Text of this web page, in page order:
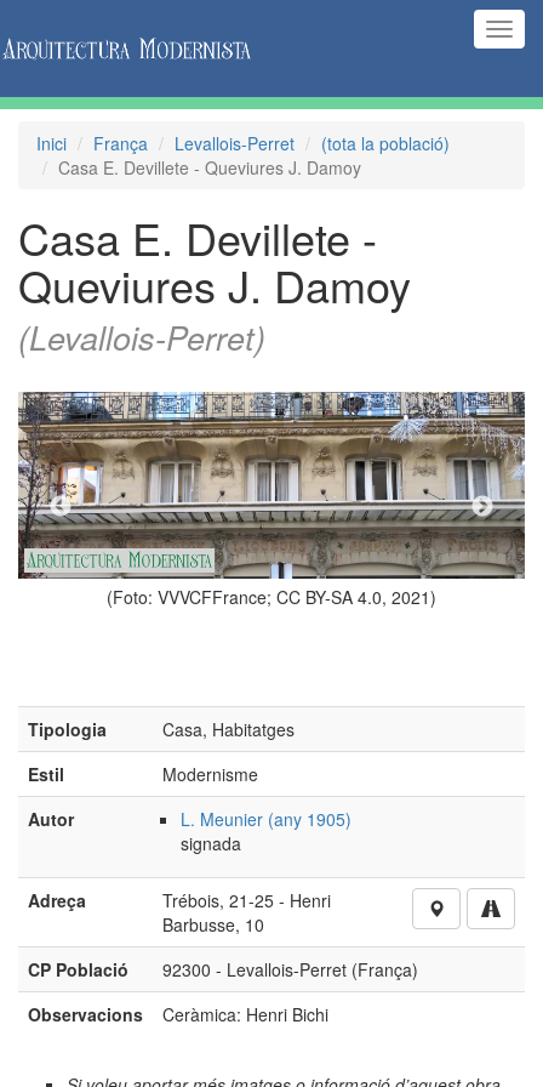
Inici França Levallois-Perret
(tota la població)
Casa E. Devillete - Queviures J. Damoy
Casa E. Devillete -
Queviures J. Damoy
(Levallois-Perret)
VVVCFFrance; CC BY-SA 4.0, 2021)
Tipologia
Casa, Habitatges
Estil
Modernisme
L. Meunier (any 1905)
Trébois, 21-25 - Henri
Barbusse, 10
CP Població
92300 - Levallois-Perret (França)